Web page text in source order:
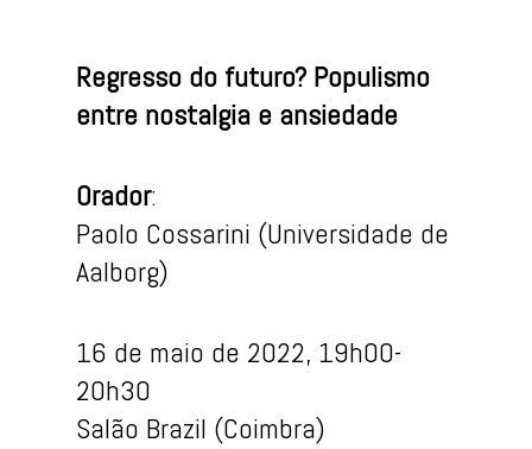
Regresso do futuro? Populismo
entre nostalgia e ansiedade
Orador:
Paolo Cossarini (Universidade de
Aalborg)
16 de maio de 2022, 19h00-
20h30
Salão Brazil (Coimbra)